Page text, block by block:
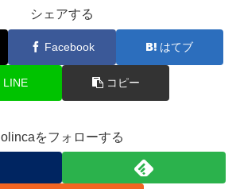
シェアする
Facebook はてブ
LINE コピー
olincaをフォローする